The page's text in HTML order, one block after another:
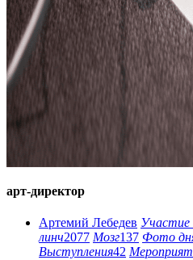
арт-директор
Артемий Лебедев Участие
линч2077 Мозг137 Фото
Выступления42